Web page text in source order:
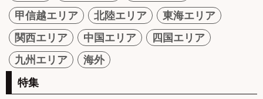
甲信越エリア
北陸エリア
東海エリア
関西エリア
中国エリア
四国エリア
九州エリア
海外
特集